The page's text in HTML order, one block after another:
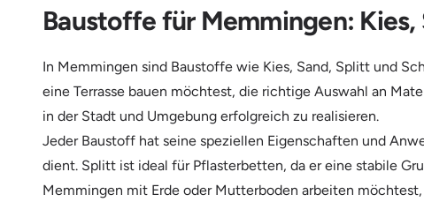
Baustoffe für Memmingen:
In Memmingen sind Baustoffe wie Kies, Sand, Splitt und
eine Terrasse bauen möchtest, die richtige Auswahl an
in der Stadt und Umgebung erfolgreich zu realisieren.
Jeder Baustoff hat seine speziellen Eigenschaften und
dient. Splitt ist ideal für Pflasterbetten, da er eine stabile
Memmingen mit Erde oder Mutterboden arbeiten